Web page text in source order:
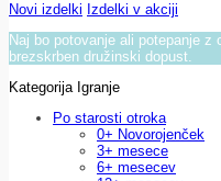
Novi izdelki Izdelki v akciji
Naj bo potovanje ali potepanje
brezskrben družinski dopust.
Kategorija Igranje
Po starosti otroka
0+ Novorojenček
3+ mesece
6+ mesecev